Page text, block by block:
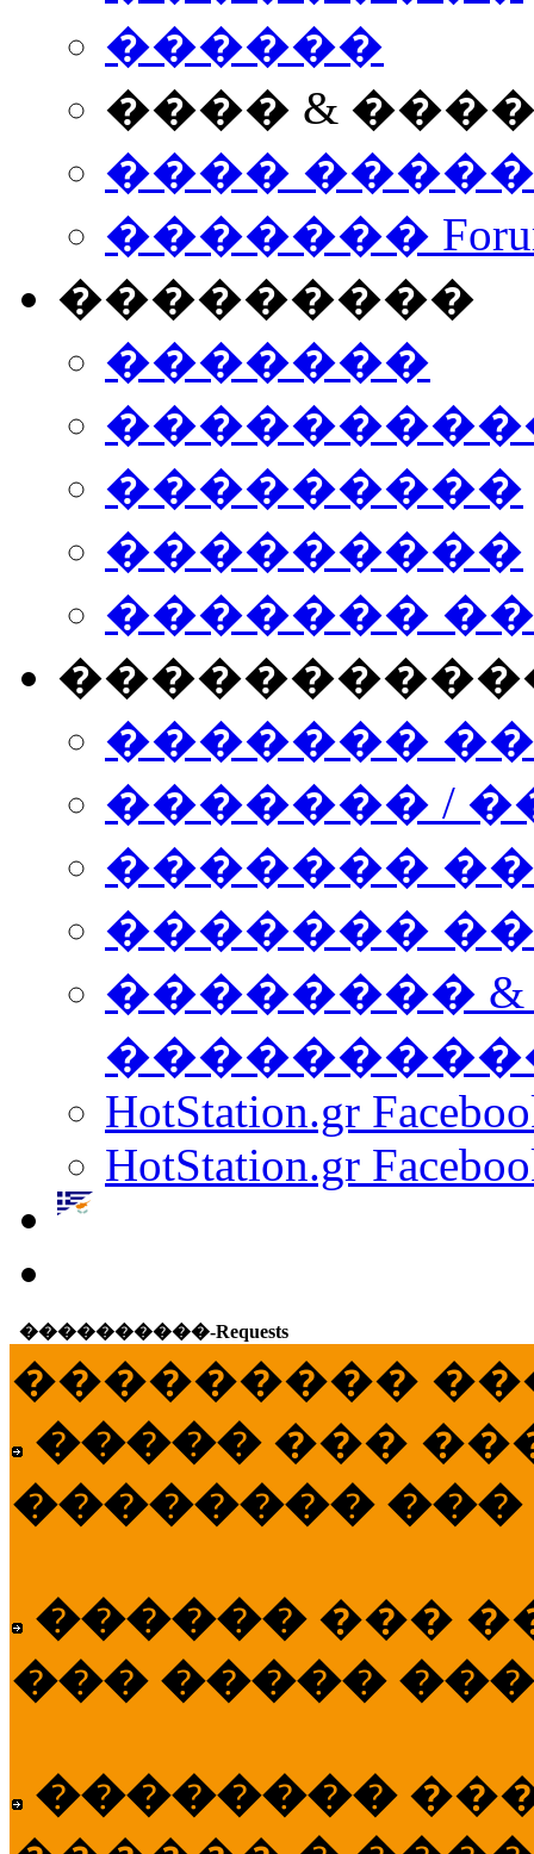
������
���� &
����
�������
���������
�������
���������
���������
�������
�������
������� /
�������
������� ���
��������
HotStation.gr
HotStation.gr
����������-Requests
���������
����� ���
�������� ���
������ ���
��� �����
��������